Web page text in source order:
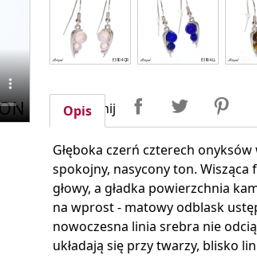
Udostępnij UdostępnijTweetuj
Opis
Głęboka czerń czterech
spokojny, nasycony ton.
głowy, a gładka powierzchnia
na wprost - matowy odblask
nowoczesna linia srebra nie
układają się przy twarzy, blisko